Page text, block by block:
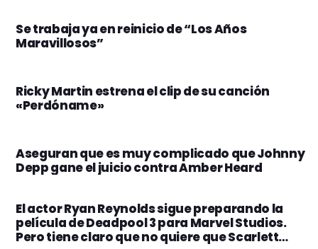
Se trabaja ya en reinicio de “Los Años
Maravillosos”
Ricky Martin estrena el clip de su canción
«Perdóname»
Aseguran que es muy complicado que Johnny
Depp gane el juicio contra Amber Heard
El actor Ryan Reynolds sigue preparando la
película de Deadpool 3 para Marvel Studios.
Pero tiene claro que no quiere que Scarlett